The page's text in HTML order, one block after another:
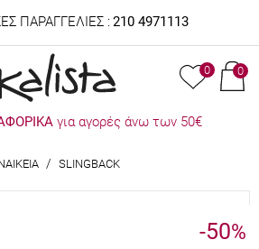
ΠΑΡΑΓΓΕΛΙΕΣ : 210 4971113
0 0
για αγορές άνω των 50€
/ SLINGBACK
-50%